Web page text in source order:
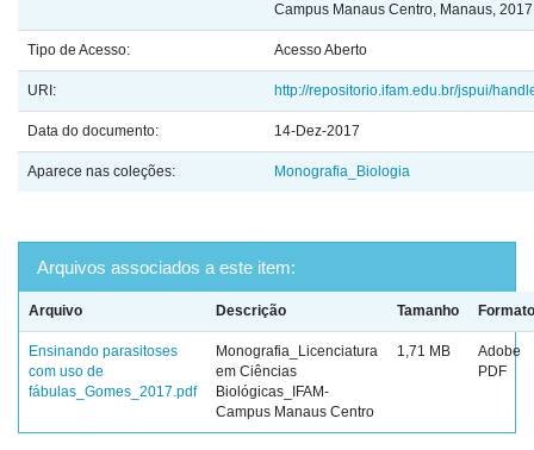
Campus Manaus Centro, Manaus,
Tipo de Acesso: Acesso Aberto
URI: http://repositorio.ifam.edu.br/jspui/
Data do documento: 14-Dez-2017
Aparece nas coleções: Monografia_Biologia
Arquivos associados a este item:
Arquivo Descrição Tamanho Formato
Ensinando parasitoses
com uso de
fábulas_Gomes_2017.pdf
Monografia_Licenciatura
em Ciências
Biológicas_IFAM-
Campus Manaus Centro
1,71 MB
Adobe
PDF